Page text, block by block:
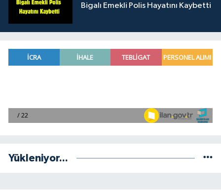
Bigalı Emekli Polis Hayatını Kaybetti
Yükleniyor...